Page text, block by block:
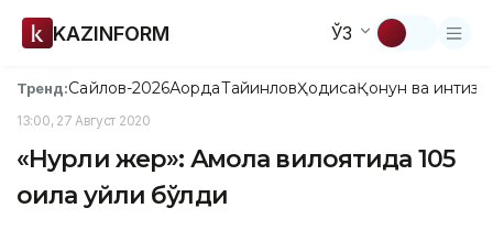
KAZINFORM ЎЗ
Тренд:Сайлов-2026АқордаТайинловҲодисаҚонун ва
13:00, 27 Август 2020
«Нурли жер»: Ақмола вилоятида 105
оила уйли бўлди